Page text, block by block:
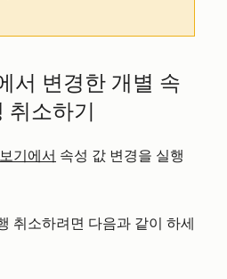
서 변경한 개별 속
취소하기
기에서 속성 값 변경을 실행
취소하려면 다음과 같이 하세